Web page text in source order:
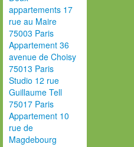
appartements 17
rue au Maire
75003 Paris
Appartement 36
avenue de Choisy
75013 Paris
Studio 12 rue
Guillaume Tell
75017 Paris
Appartement 10
rue de
Magdebourg